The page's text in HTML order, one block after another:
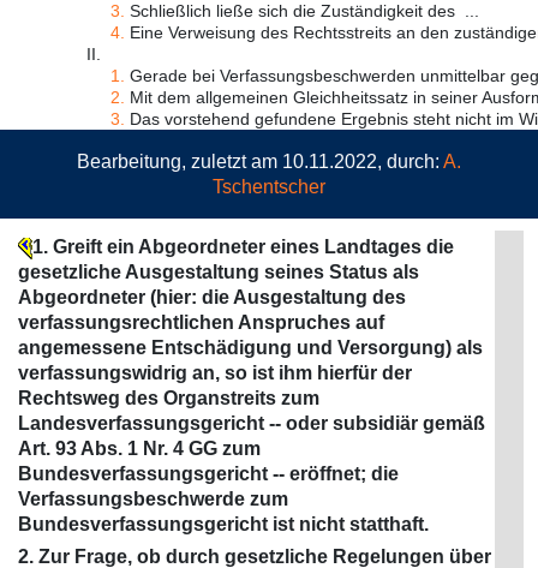
3. Schließlich ließe sich die Zuständigkeit des ...
4. Eine Verweisung des Rechtsstreits an den
II.
1.
Gerade bei Verfassungsbeschwerden unmittelbar
2.
Mit dem allgemeinen Gleichheitssatz in seiner
3.
Das vorstehend gefundene Ergebnis steht nicht im
Bearbeitung, zuletzt am 10.11.2022, durch: A.
Tschentscher
1. Greift ein Abgeordneter eines Landtages die
gesetzliche Ausgestaltung seines Status als
Abgeordneter (hier: die Ausgestaltung des
verfassungsrechtlichen Anspruches auf
angemessene Entschädigung und Versorgung) als
verfassungswidrig an, so ist ihm hierfür der
Rechtsweg des Organstreits zum
Landesverfassungsgericht -- oder subsidiär gemäß
Art. 93 Abs. 1 Nr. 4 GG zum
Bundesverfassungsgericht -- eröffnet; die
Verfassungsbeschwerde zum
Bundesverfassungsgericht ist nicht statthaft.
2. Zur Frage, ob durch gesetzliche Regelungen über